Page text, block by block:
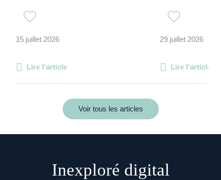
15 juillet 2026
Lire l'article
29 juillet 2026
Lire l'article
Voir tous les articles
Inexploré digital